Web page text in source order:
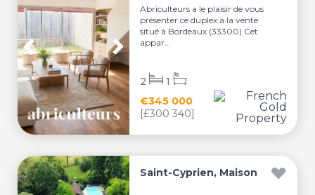
Abriculteurs a le plaisir de vous
présenter ce duplex à la vente
situé à Bordeaux (33300) Cet
appar...
€345 000
[£300 340]
2 1
Saint-Cyprien, Maison